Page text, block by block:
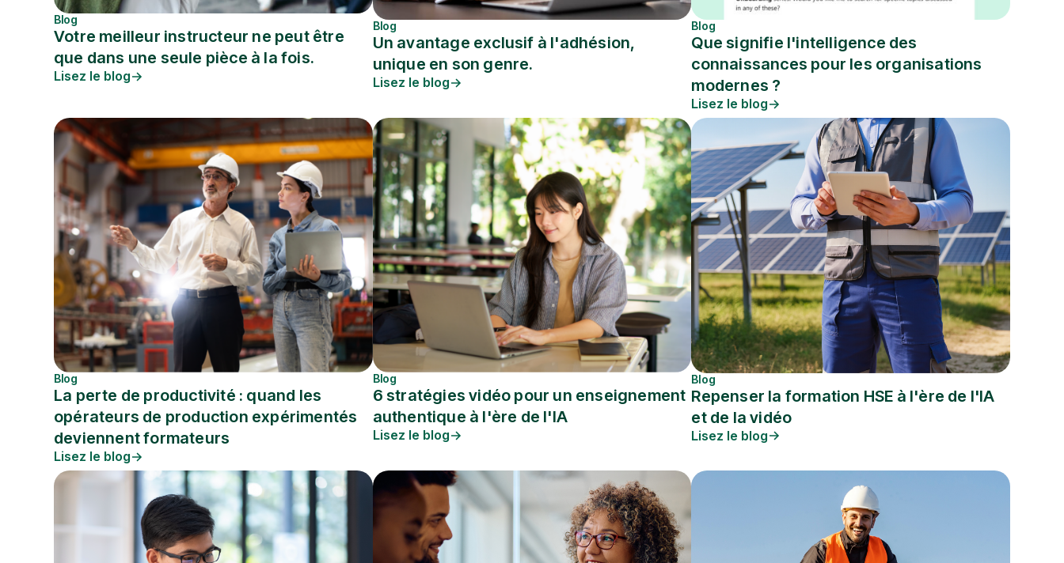
Blog
Votre meilleur instructeur ne peut être
que dans une seule pièce à la fois.
Lisez le blog
Blog
Un avantage exclusif à l'adhésion,
unique en son genre.
Lisez le blog
Blog
Que signifie l'intelligence des
connaissances pour les organisations
modernes ?
Lisez le blog
Blog
La perte de productivité : quand les
opérateurs de production expérimentés
deviennent formateurs
Lisez le blog
Blog
6 stratégies vidéo pour un enseignement
authentique à l'ère de l'IA
Lisez le blog
Blog
Repenser la formation HSE à l'ère de l'IA
et de la vidéo
Lisez le blog